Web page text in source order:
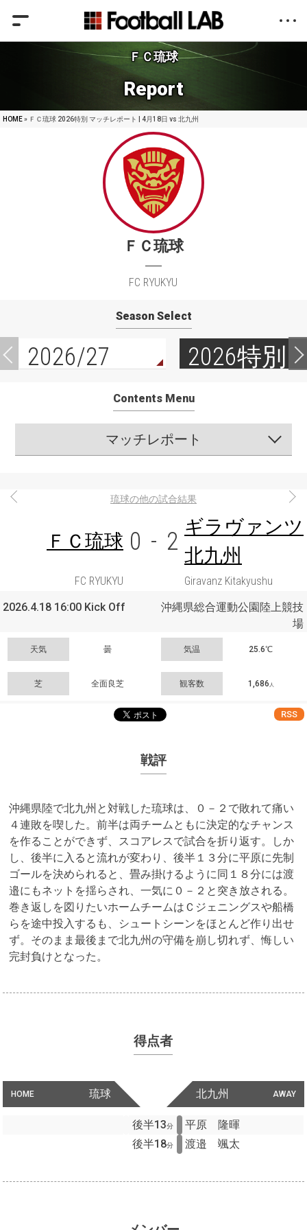
ＦＣ琉球
Report
HOME» ＦＣ琉球 2026特別 マッチレポート | 4月18日 vs 北九州
ＦＣ琉球
FC RYUKYU
Season Select
2026/27 2026特別
Contents Menu
マッチレポート
琉球の他の試合結果
ＦＣ琉球 0 - 2
ギラヴァンツ
北九州
FC RYUKYU
Giravanz Kitakyushu
2026.4.18 16:00 Kick Off
沖縄県総合運動公園陸上競技
場
天気 曇 気温 25.6℃
芝 全面良芝 観客数 1,686 人
RSS
戦評
沖縄県陸で北九州と対戦した琉球は、０－２で敗れて痛い
４連敗を喫した。前半は両チームともに決定的なチャンス
を作ることができず、スコアレスで試合を折り返す。しか
し、後半に入ると流れが変わり、後半１３分に平原に先制
ゴールを決められると、畳み掛けるように同１８分には渡
邉にもネットを揺らされ、一気に０－２と突き放される。
巻き返しを図りたいホームチームはＣジェニングスや船橋
らを途中投入するも、シュートシーンをほとんど作り出せ
ず。そのまま最後まで北九州の守備を崩し切れず、悔しい
完封負けとなった。
得点者
HOME 琉球 AWAY
北九州
後半13分
平原 隆暉
後半18分 渡邉 颯太